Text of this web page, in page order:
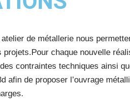
de métallerie nous
chaque nouvelle
contraintes techniques ainsi
afin de proposer l’ouvrage